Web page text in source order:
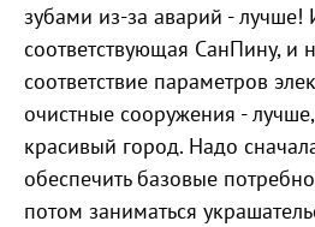
зубами из-за аварий - лучше!
соответствующая СанПину, и
соответствие параметров
очистные сооружения -
красивый город. Надо
обеспечить базовые
потом заниматься